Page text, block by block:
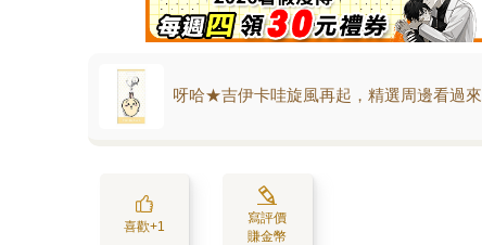
呀哈★吉伊卡哇旋風再起，精選周邊看過來
喜歡+1
寫評價
賺金幣